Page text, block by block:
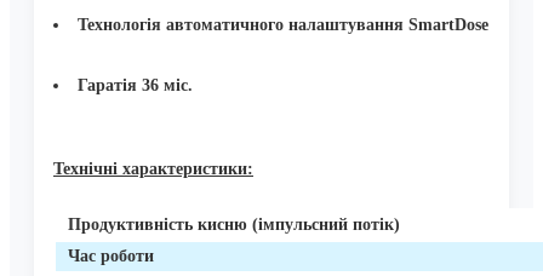
Технологія автоматичного налаштування SmartDose
Гаратія 36 міс.
Технічні характеристики:
Продуктивність кисню (імпульсний потік)
Час роботи